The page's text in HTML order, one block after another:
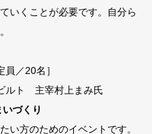
いくことが必要です。自分ら
／20名］
ルト 主宰村上まみ氏
づくり
い方のためのイベントです。